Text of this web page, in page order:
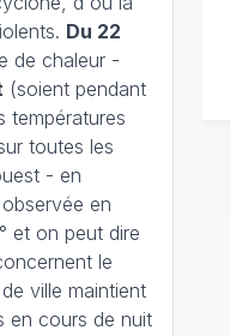
Du 22
de chaleur -
(soient pendant
températures
toutes les
- en
en
et on peut dire
le
ville maintient
en cours de nuit